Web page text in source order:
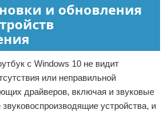
и обновления
с Windows 10 не видит
или неправильной
драйверов, включая и звуковые
устройства, и